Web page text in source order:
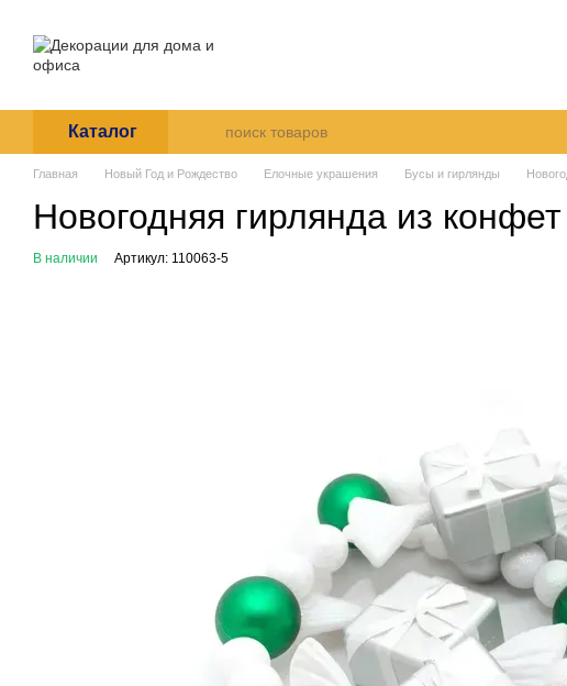
Каталог
Главная Новый Год и Рождество Елочные украшения Бусы и гирлянды
Новогодняя гирлянда из
В наличии Артикул: 110063-5